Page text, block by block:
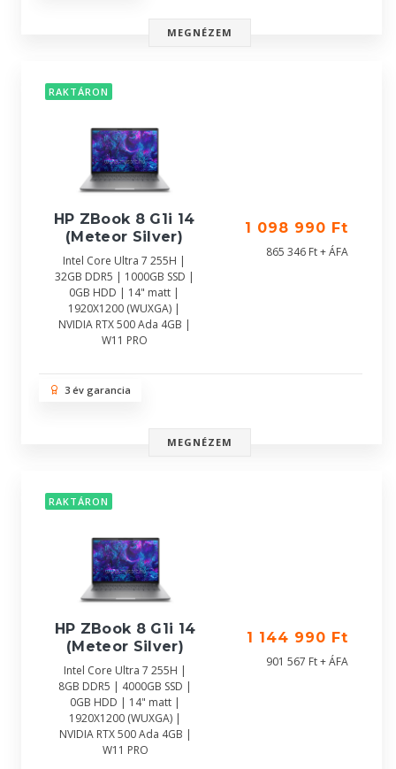
MEGNÉZEM
RAKTÁRON
HP ZBook 8 G1i 14
(Meteor Silver)
Intel Core Ultra 7 255H |
32GB DDR5 | 1000GB SSD |
0GB HDD | 14" matt |
1920X1200 (WUXGA) |
NVIDIA RTX 500 Ada 4GB |
W11 PRO
1 098 990 Ft
865 346 Ft + ÁFA
3 év garancia
MEGNÉZEM
RAKTÁRON
HP ZBook 8 G1i 14
(Meteor Silver)
Intel Core Ultra 7 255H |
8GB DDR5 | 4000GB SSD |
0GB HDD | 14" matt |
1920X1200 (WUXGA) |
NVIDIA RTX 500 Ada 4GB |
W11 PRO
1 144 990 Ft
901 567 Ft + ÁFA